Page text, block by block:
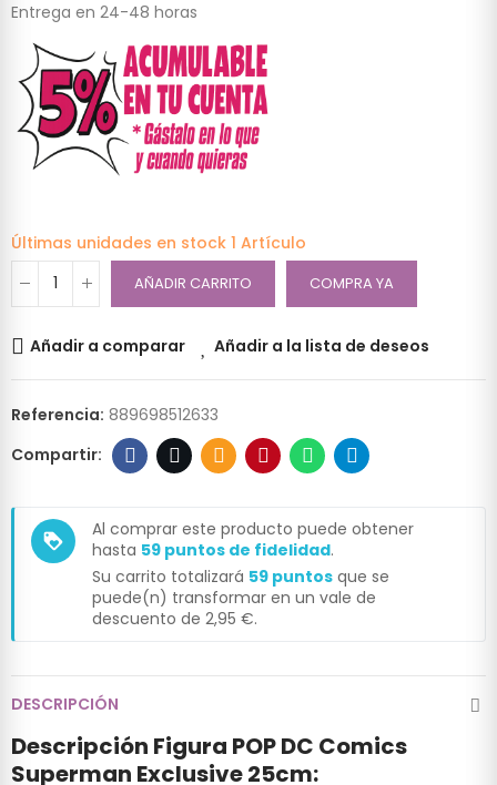
Entrega en 24-48 horas
Últimas unidades en stock 1 Artículo
AÑADIR CARRITO COMPRA YA
Añadir a comparar Añadir a la lista de deseos
Referencia: 889698512633
loyalty
Al comprar este producto puede obtener
hasta 59 puntos de fidelidad.
Su carrito totalizará 59 puntos que se
puede(n) transformar en un vale de
descuento de 2,95 €.
DESCRIPCIÓN
Descripción Figura POP DC Comics
Superman Exclusive 25cm: